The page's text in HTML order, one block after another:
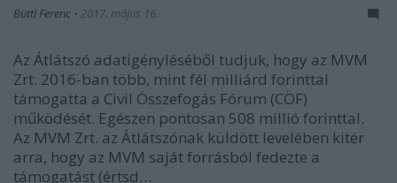
Büttl Ferenc • 2017. május 16.
Az Átlátszó adatigényléséből tudjuk, hogy az MVM
Zrt. 2016-ban több, mint fél milliárd forinttal
támogatta a Civil Összefogás Fórum (CÖF)
működését. Egészen pontosan 508 millió forinttal.
Az MVM Zrt. az Átlátszónak küldött levelében kitér
arra, hogy az MVM saját forrásból fedezte a
támogatást (értsd…